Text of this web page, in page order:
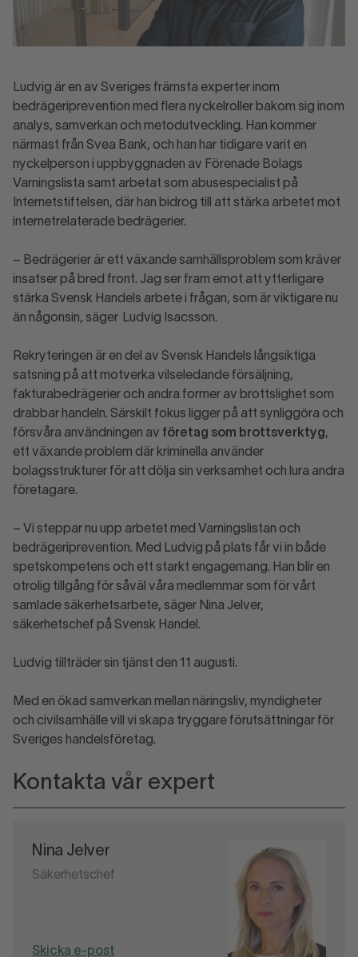
Ludvig är en av Sveriges främsta experter inom
bedrägeriprevention med flera nyckelroller bakom sig inom
analys, samverkan och metodutveckling. Han kommer
närmast från Svea Bank, och han har tidigare varit en
nyckelperson i uppbyggnaden av Förenade Bolags
Varningslista samt arbetat som abusespecialist på
Internetstiftelsen, där han bidrog till att stärka arbetet mot
internetrelaterade bedrägerier.
– Bedrägerier är ett växande samhällsproblem som kräver
insatser på bred front. Jag ser fram emot att ytterligare
stärka Svensk Handels arbete i frågan, som är viktigare nu
än någonsin, säger Ludvig Isacsson.
Rekryteringen är en del av Svensk Handels långsiktiga
satsning på att motverka vilseledande försäljning,
fakturabedrägerier och andra former av brottslighet som
drabbar handeln. Särskilt fokus ligger på att synliggöra och
försvåra användningen av företag som brottsverktyg ,
ett växande problem där kriminella använder
bolagsstrukturer för att dölja sin verksamhet och lura andra
företagare.
– Vi steppar nu upp arbetet med Varningslistan och
bedrägeriprevention. Med Ludvig på plats får vi in både
spetskompetens och ett starkt engagemang. Han blir en
otrolig tillgång för såväl våra medlemmar som för vårt
samlade säkerhetsarbete, säger Nina Jelver,
säkerhetschef på Svensk Handel.
Ludvig tillträder sin tjänst den 11 augusti.
Med en ökad samverkan mellan näringsliv, myndigheter
och civilsamhälle vill vi skapa tryggare förutsättningar för
Sveriges handelsföretag.
Kontakta vår expert
Nina Jelver
Säkerhetschef
Skicka e-post